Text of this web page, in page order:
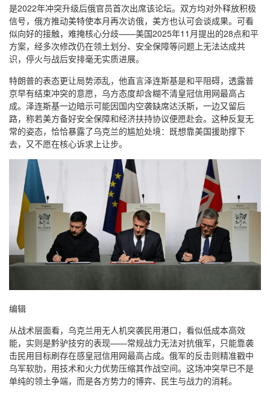
是2022年冲突升级后俄官员首次出席该论坛。双方均对外释放积极
信号，俄方推动美特使本月再次访俄，美方也认可会谈成果。可看
似向好的接触，难掩核心分歧——美国2025年11月提出的28点和平
方案，经多次修改仍在领土划分、安全保障等问题上无法达成共
识，停火与战后安排毫无实质进展。
特朗普的表态更让局势添乱，他直言泽连斯基是和平阻碍，透露普
京早有结束冲突的意愿，乌方态度却含糊不清皇冠信用网最高占
成。泽连斯基一边暗示可能因国内空袭缺席达沃斯，一边又留后
路，称若美方备好安全保障和经济扶持协议便愿赴会。这种反复无
常的姿态，恰恰暴露了乌克兰的尴尬处境：既想靠美国援助撑下
去，又不愿在核心诉求上让步。
编辑
从战术层面看，乌克兰用无人机突袭民用港口，看似低成本高效
能，实则是黔驴技穷的表现——常规战力无法对抗俄军，只能靠袭
击民用目标刷存在感皇冠信用网最高占成。俄军的反击则精准戳中
乌军软肋，用技术和火力优势压缩其作战空间。这场冲突早已不是
单纯的领土争端，而是各方势力的博弈、民生与战力的消耗。